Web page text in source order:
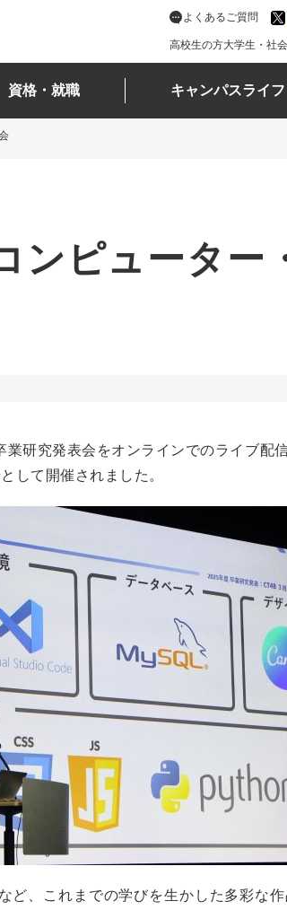
高校生の方大学生・社
よくあるご質問
資格・就職 キャンパスライフ
ンピューター
研究発表会をオンラインでのライブ配
して開催されました。
、これまでの学びを生かした多彩な